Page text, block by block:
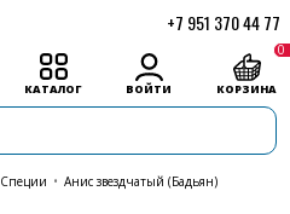
+7 951 370 44 77
КАТАЛОГ ВОЙТИ КОРЗИНА
0
Специи • Анис звездчатый (Бадьян)